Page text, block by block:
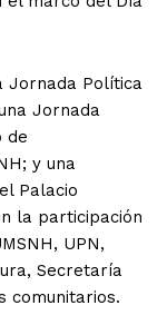
Jornada Política
Jornada
de
y una
Palacio
la participación
UPN,
Secretaría
comunitarios.